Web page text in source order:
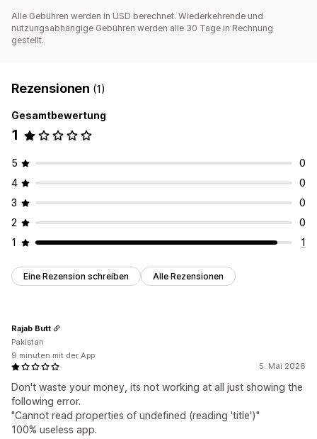
Alle Gebühren werden in USD berechnet. Wiederkehrende und
nutzungsabhängige Gebühren werden alle 30 Tage in Rechnung
gestellt.
Rezensionen (1)
Gesamtbewertung
1
5
0
4
0
3
0
2
0
1
1
Eine Rezension schreiben Alle Rezensionen
5. Mai 2026
Don't waste your money, its not working at all just showing the
following error.
"Cannot read properties of undefined (reading 'title')"
100% useless app.
Rajab Butt
Pakistan
9 minuten mit der App